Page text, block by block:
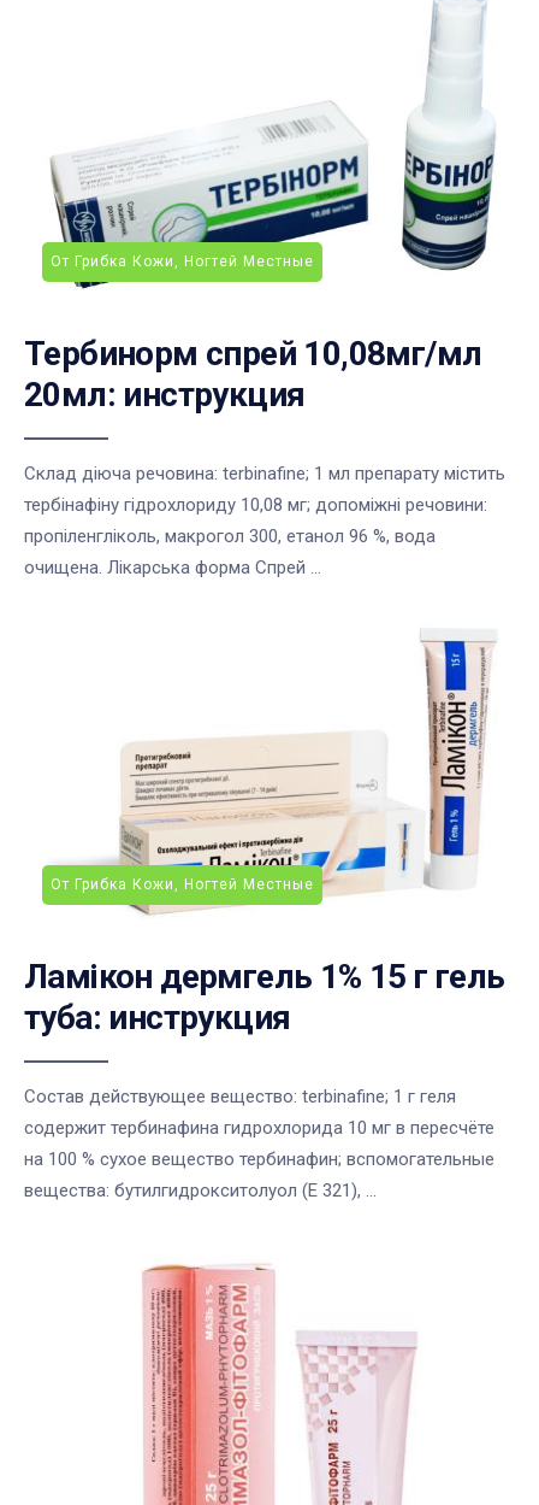
От Грибка Кожи, Ногтей Местные
Тербинорм спрей 10,08мг/мл
20мл: инструкция
Склад діюча речовина: terbinafine; 1 мл препарату містить
тербінафіну гідрохлориду 10,08 мг; допоміжні речовини:
пропіленгліколь, макрогол 300, етанол 96 %, вода
очищена. Лікарська форма Спрей ...
От Грибка Кожи, Ногтей Местные
Ламікон дермгель 1% 15 г гель
туба: инструкция
Состав действующее вещество: terbinafine; 1 г геля
содержит тербинафина гидрохлорида 10 мг в пересчёте
на 100 % сухое вещество тербинафин; вспомогательные
вещества: бутилгидрокситолуол (Е 321), ...